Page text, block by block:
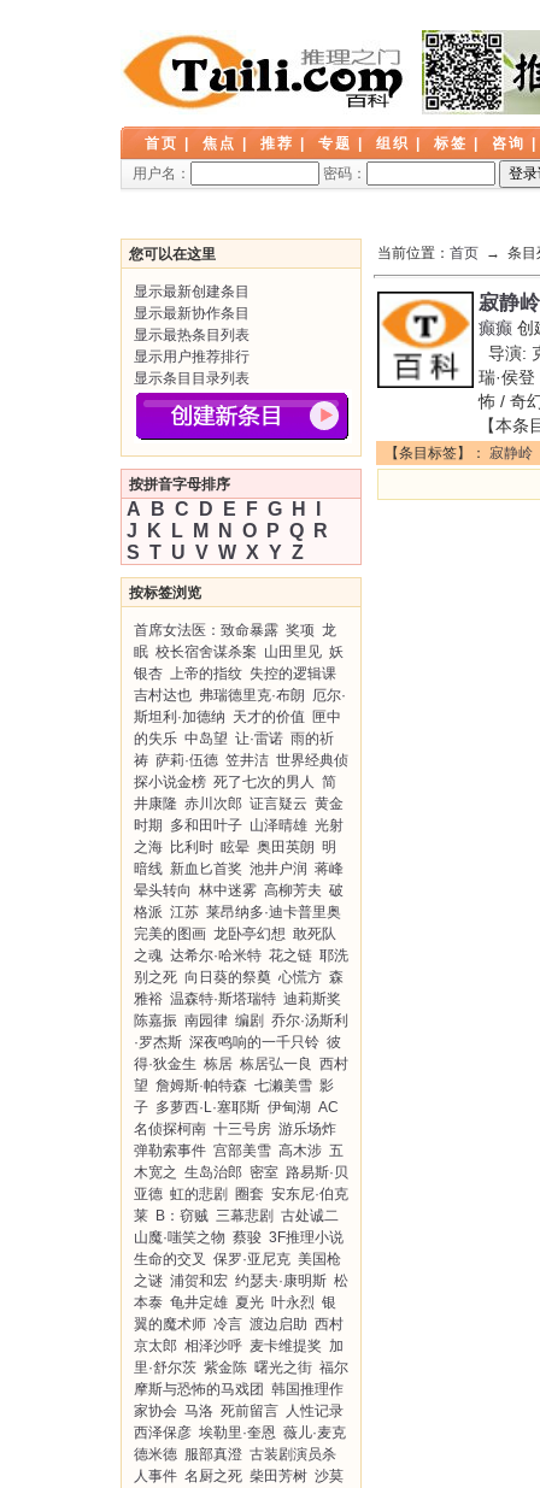
首页 焦点 推荐 专题 组织 标签 咨询
用户名：
密码：
您可以在这里
显示最新创建条目
显示最新协作条目
显示最热条目列表
显示用户推荐排行
显示条目目录列表
按拼音字母排序
A B C D E F G H
J
K L M N O P Q
R
S T U V W X Y Z
按标签浏览
首席女法医：致命暴露 奖项 龙
眠 校长宿舍谋杀案 山田里见 妖
银杏 上帝的指纹 失控的逻辑课
吉村达也 弗瑞德里克·布朗 厄尔·
斯坦利·加德纳 天才的价值
匣中
的失乐 中岛望 让·雷诺 雨的祈
祷 萨莉·伍德 笠井洁 世界经典侦
探小说金榜 死了七次的男人 简
井康隆 赤川次郎 证言疑云 黄金
时期 多和田叶子 山泽晴雄 光射
之海 比利时 眩晕 奥田英朗 明
暗线 新血匕首奖 池井户润 蒋峰
晕头转向 林中迷雾 高柳芳夫 破
格派 江苏 莱昂纳多·迪卡普里奥
完美的图画 龙卧亭幻想 敢死队
之魂 达希尔·哈米特 花之链 耶洗
别之死 向日葵的祭奠 心慌方 森
雅裕 温森特·斯塔瑞特 迪莉斯奖
陈嘉振 南园律 编剧 乔尔·汤斯利
·罗杰斯 深夜鸣响的一千只铃 彼
得·狄金生 栋居 栋居弘一良 西村
望 詹姆斯·帕特森 七濑美雪 影
子 多萝西·L·塞耶斯 伊甸湖 AC
名侦探柯南 十三号房 游乐场炸
弹勒索事件 宫部美雪 高木涉 五
木宽之 生岛治郎 密室 路易斯·贝
亚德 虹的悲剧 圈套 安东尼·伯克
莱 B：窃贼 三幕悲剧 古处诚二
山魔·嗤笑之物 蔡骏 3F推理小说
生命的交叉 保罗·亚尼克 美国枪
之谜 浦贺和宏 约瑟夫·康明斯 松
本泰 龟井定雄 夏光 叶永烈 银
翼的魔术师 冷言 渡边启助 西村
京太郎 相泽沙呼 麦卡维提奖 加
里·舒尔茨 紫金陈 曙光之街 福尔
摩斯与恐怖的马戏团 韩国推理作
家协会 马洛 死前留言 人性记录
西泽保彦 埃勒里·奎恩 薇儿·麦克
德米德 服部真澄 古装剧演员杀
人事件 名厨之死 柴田芳树 沙莫
当前位置： 首页 → 条目
寂静岭
癫癫 创
导演:
瑞·侯
怖 / 奇
【本条
【条目标签】： 寂静岭